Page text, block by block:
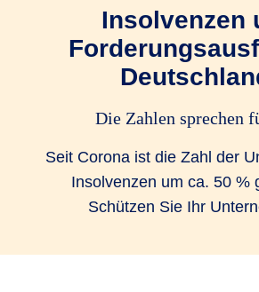
Insolvenzen
Die Zahlen sprechen
Seit Corona ist die Zahl der
Insolvenzen um ca. 50 %
Schützen Sie Ihr